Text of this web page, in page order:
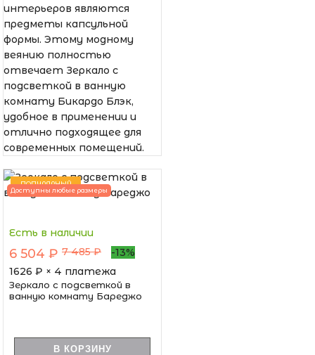
интерьеров являются
предметы капсульной
формы. Этому модному
веянию полностью
отвечает Зеркало с
подсветкой в ванную
комнату Бикардо Блэк,
удобное в применении и
отлично подходящее для
современных помещений.
ПОПУЛЯРНЫЙ
Доступны любые размеры
Есть в наличии
6 504 ₽ 7 485 ₽
-13%
1626 ₽ × 4 платежа
Зеркало с подсветкой в
ванную комнату Бареджо
В КОРЗИНУ